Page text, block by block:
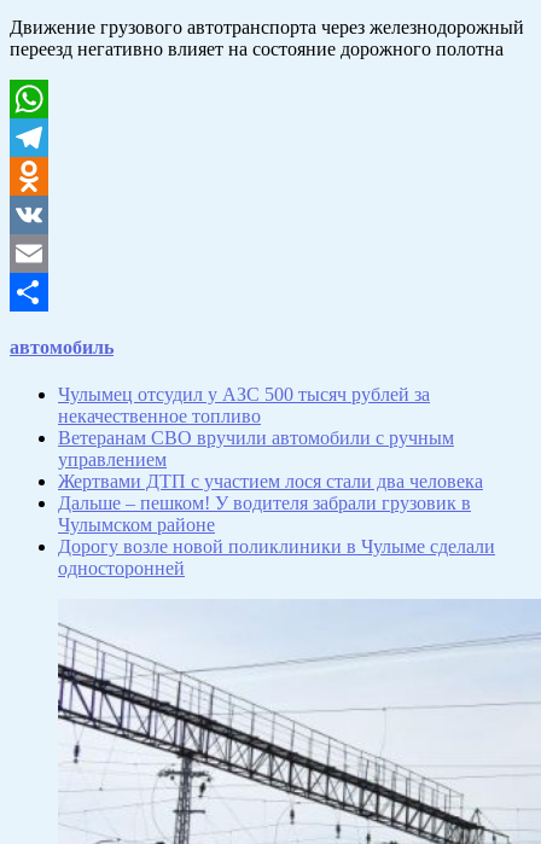
Движение грузового автотранспорта через железнодорожный
переезд негативно влияет на состояние дорожного полотна
WhatsApp
Telegram
Odnoklassniki
VK
Email
автомобиль
Чулымец отсудил у АЗС 500 тысяч рублей за
некачественное топливо
Ветеранам СВО вручили автомобили с ручным
управлением
Жертвами ДТП с участием лося стали два человека
Дальше – пешком! У водителя забрали грузовик в
Чулымском районе
Дорогу возле новой поликлиники в Чулыме сделали
односторонней